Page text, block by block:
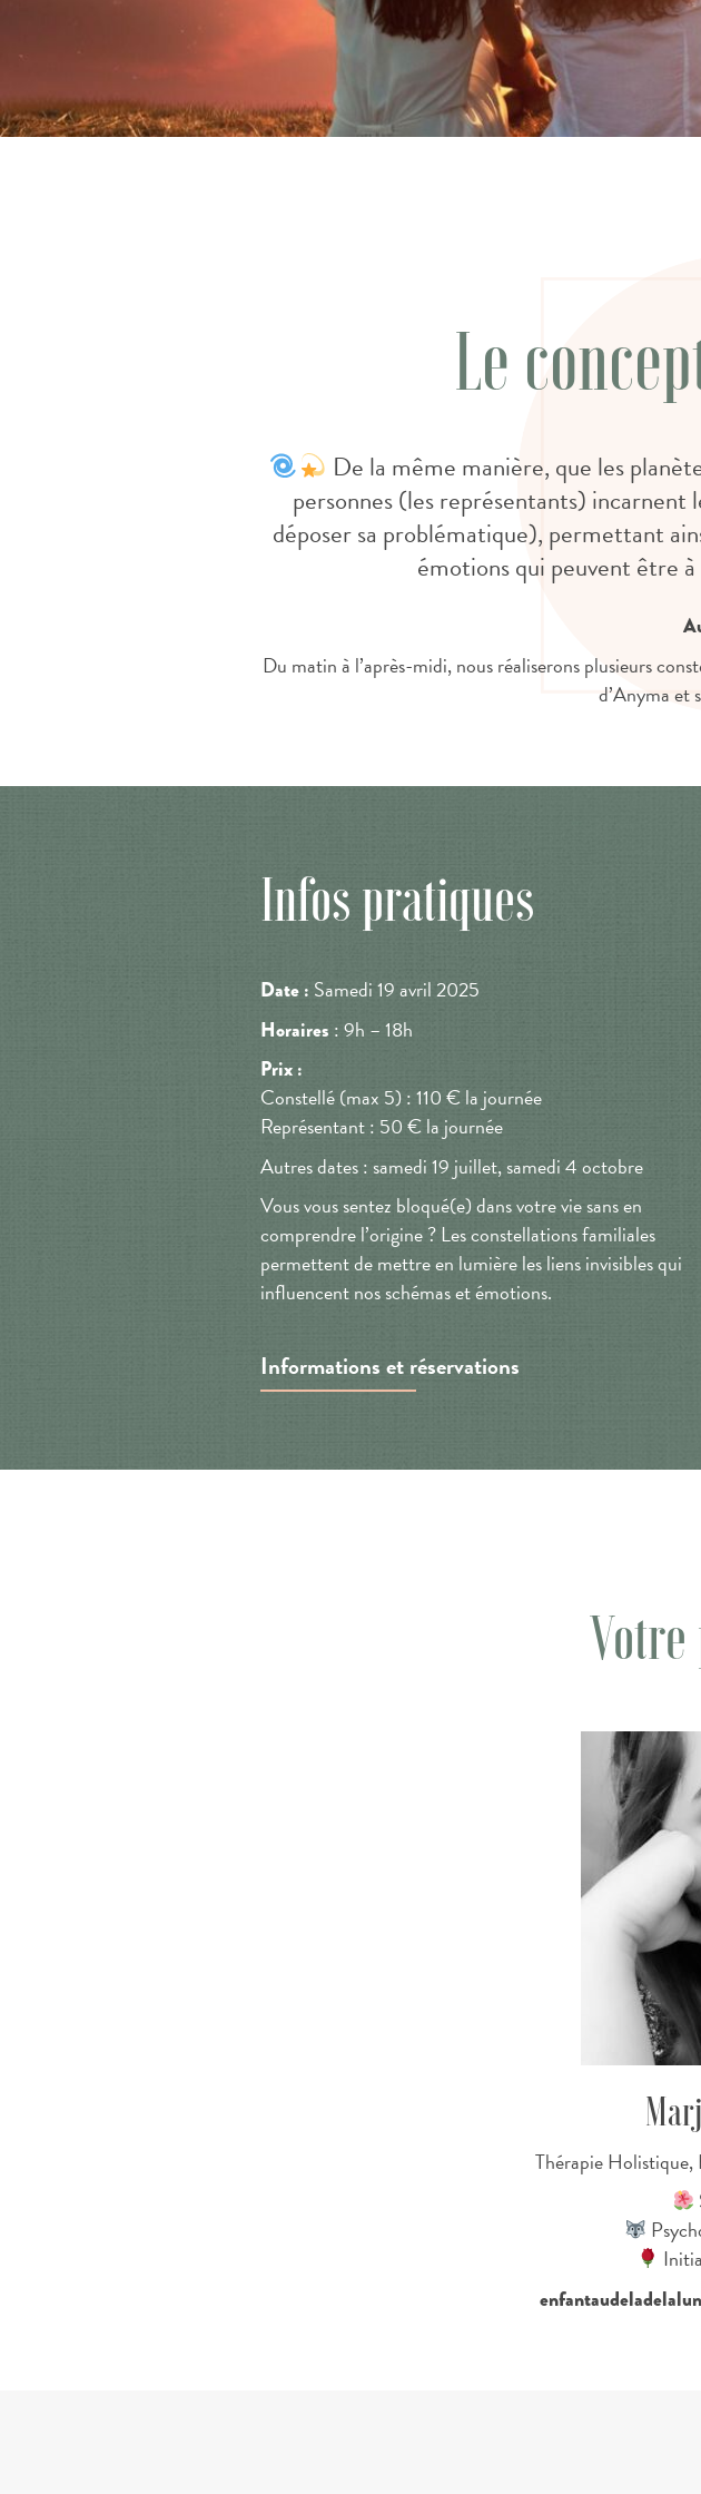
Le
De la même manière, que les
personnes (les représentants)
déposer sa problématique), permettant
émotions qui peuvent être
Du matin à l’après-midi, nous réaliserons plusieurs
d’Anyma et
Infos pratiques
Date : Samedi 19 avril 2025
Horaires : 9h – 18h
Prix :
Constellé (max 5) : 110 € la journée
Représentant : 50 € la journée
Autres dates : samedi 19 juillet, samedi 4 octobre
Vous vous sentez bloqué(e) dans votre vie sans en
comprendre l’origine ? Les constellations familiales
permettent de mettre en lumière les liens invisibles qui
influencent nos schémas et émotions.
Informations et réservations
Thérapie Holistique,